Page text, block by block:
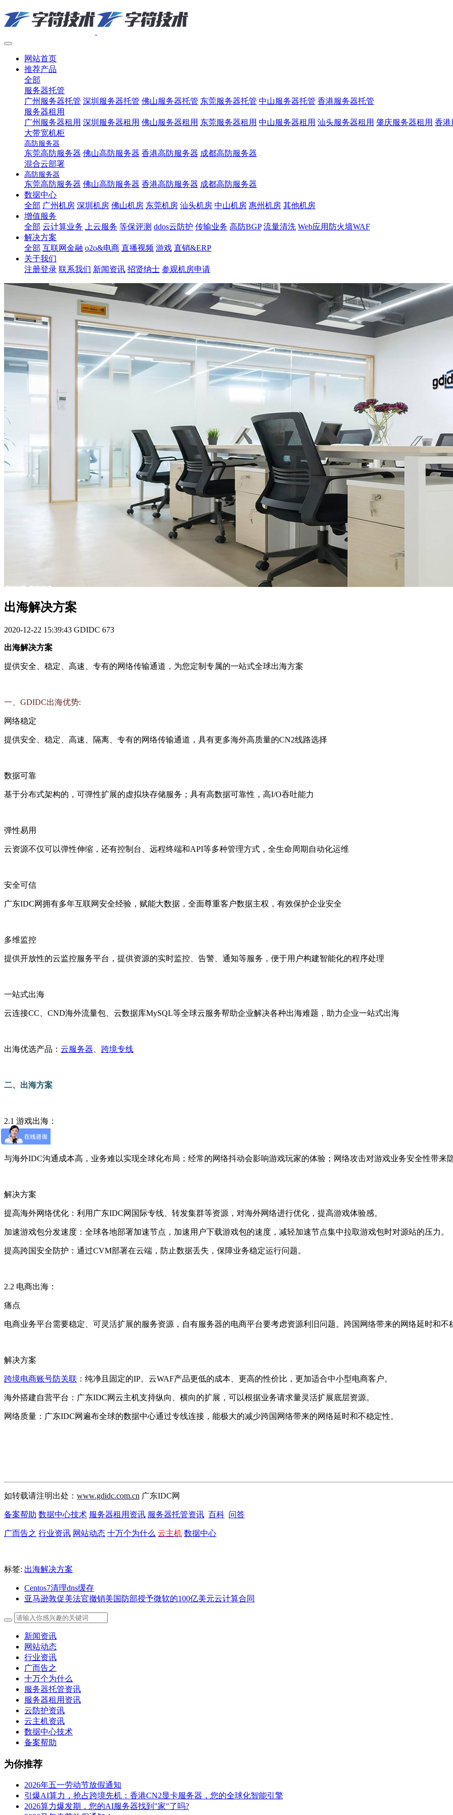
网站首页
推荐产品
全部
服务器托管
广州服务器托管 深圳服务器托管 佛山服务器托管 东莞服务器托管 中山服务器托管 香港服务器托管
服务器租用
广州服务器租用 深圳服务器租用 佛山服务器租用 东莞服务器租用 中山服务器租用 汕头服务器租用 肇庆服务器租用 香港
大带宽机柜
高防服务器
东莞高防服务器 佛山高防服务器 香港高防服务器 成都高防服务器
混合云部署
高防服务器
东莞高防服务器 佛山高防服务器 香港高防服务器 成都高防服务器
数据中心
全部 广州机房 深圳机房 佛山机房 东莞机房 汕头机房 中山机房 惠州机房 其他机房
增值服务
全部 云计算业务 上云服务 等保评测 ddos云防护 传输业务 高防BGP 流量清洗 Web应用防火墙WAF
解决方案
全部 互联网金融 o2o&电商 直播视频 游戏 直销&ERP
关于我们
注册登录 联系我们 新闻资讯 招贤纳士 参观机房申请
出海解决方案
2020-12-22 15:39:43 GDIDC 673
出海解决方案
提供安全、稳定、高速、专有的网络传输通道，为您定制专属的一站式全球出海方案
一、GDIDC出海优势:
网络稳定
提供安全、稳定、高速、隔离、专有的网络传输通道，具有更多海外高质量的CN2线路选择
数据可靠
基于分布式架构的，可弹性扩展的虚拟块存储服务；具有高数据可靠性，高I/O吞吐能力
弹性易用
云资源不仅可以弹性伸缩，还有控制台、远程终端和API等多种管理方式，全生命周期自动化运维
安全可信
广东IDC网拥有多年互联网安全经验，赋能大数据，全面尊重客户数据主权，有效保护企业安全
多维监控
提供开放性的云监控服务平台，提供资源的实时监控、告警、通知等服务，便于用户构建智能化的程序处理
一站式出海
云连接CC、CND海外流量包、云数据库MySQL等全球云服务帮助企业解决各种出海难题，助力企业一站式出海
出海优选产品： 云服务器 跨境专线
二、出海方案
2.1 游戏出海：
痛点
与海外IDC沟通成本高，业务难以实现全球化布局；经常的网络抖动会影响游戏玩家的体验；网络攻击对游戏业务安全性带来隐
解决方案
提高海外网络优化：利用广东IDC网国际专线、转发集群等资源，对海外网络进行优化，提高游戏体验感。
加速游戏包分发速度：全球各地部署加速节点，加速用户下载游戏包的速度，减轻加速节点集中拉取游戏包时对源站的压力。
提高跨国安全防护：通过CVM部署在云端，防止数据丢失，保障业务稳定运行问题。
2.2 电商出海：
痛点
电商业务平台需要稳定、可灵活扩展的服务资源，自有服务器的电商平台要考虑资源利旧问题。跨国网络带来的网络延时和不
解决方案
跨境电商账号防关联 ：纯净且固定的IP。云WAF产品更低的成本、更高的性价比，更加适合中小型电商客户。
海外搭建自营平台：广东IDC网云主机支持纵向、横向的扩展，可以根据业务请求量灵活扩展底层资源。
网络质量：广东IDC网遍布全球的数据中心通过专线连接，能极大的减少跨国网络带来的网络延时和不稳定性。
如转载请注明出处： www.gdidc.com.cn 广东IDC网
备案帮助 数据中心技术 服务器租用资讯 服务器托管资讯 百科 问答
广而告之 行业资讯 网站动态 十万个为什么 云主机 数据中心
标签: 出海解决方案
Centos7清理dns缓存
亚马逊敦促美法官撤销美国防部授予微软的100亿美元云计算合同
新闻资讯
网站动态
行业资讯
广而告之
十万个为什么
服务器托管资讯
服务器租用资讯
云防护资讯
云主机资讯
数据中心技术
备案帮助
为你推荐
2026年五一劳动节放假通知
引爆AI算力，抢占跨境先机：香港CN2显卡服务器，您的全球化智能引擎
2026算力爆发期，您的AI服务器找到"家"了吗?